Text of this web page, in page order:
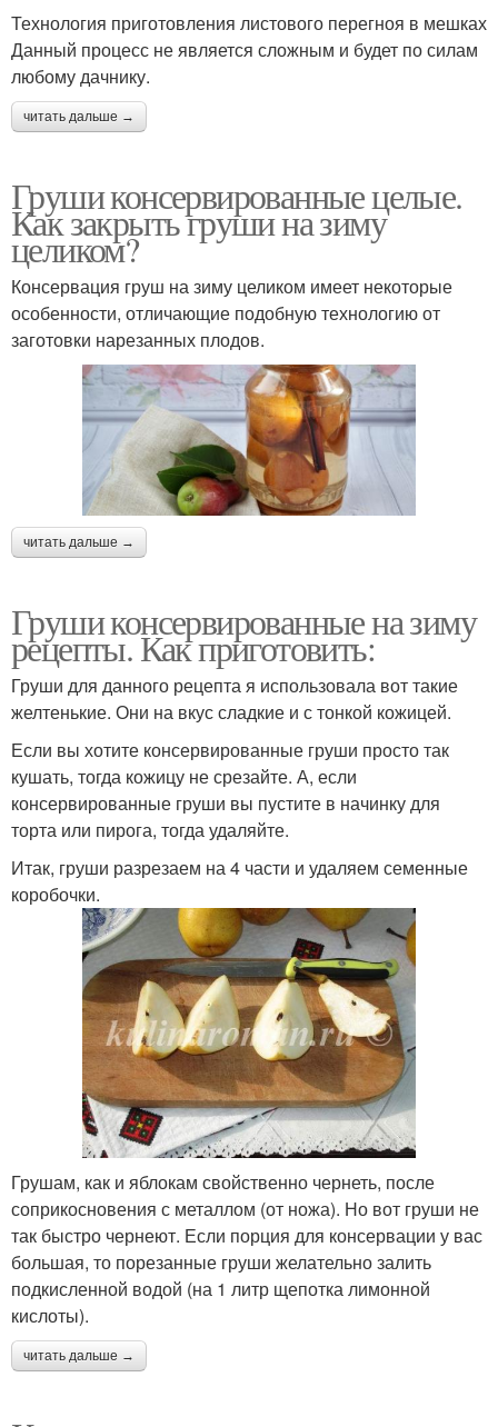
Технология приготовления листового перегноя в мешках
Данный процесс не является сложным и будет по силам
любому дачнику.
читать дальше →
Груши консервированные целые.
Как закрыть груши на зиму
целиком?
Консервация груш на зиму целиком имеет некоторые
особенности, отличающие подобную технологию от
заготовки нарезанных плодов.
читать дальше →
Груши консервированные на зиму
рецепты. Как приготовить:
Груши для данного рецепта я использовала вот такие
желтенькие. Они на вкус сладкие и с тонкой кожицей.
Если вы хотите консервированные груши просто так
кушать, тогда кожицу не срезайте. А, если
консервированные груши вы пустите в начинку для
торта или пирога, тогда удаляйте.
Итак, груши разрезаем на 4 части и удаляем семенные
коробочки.
Грушам, как и яблокам свойственно чернеть, после
соприкосновения с металлом (от ножа). Но вот груши не
так быстро чернеют. Если порция для консервации у вас
большая, то порезанные груши желательно залить
подкисленной водой (на 1 литр щепотка лимонной
кислоты).
читать дальше →